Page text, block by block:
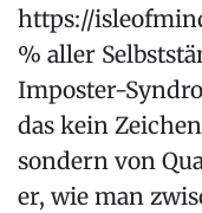
https://
% aller
Imposter-
das kein
sondern von
er, wie man